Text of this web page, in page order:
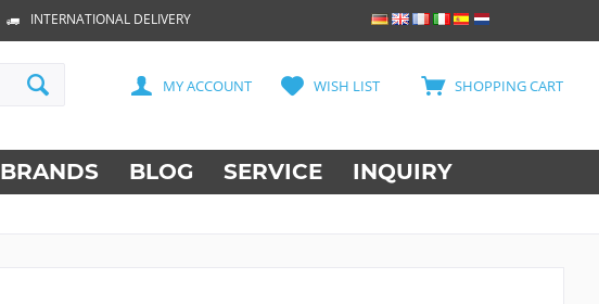
INTERNATIONAL DELIVERY
SHOPPING CART
WISH LIST
MY ACCOUNT
BRANDS BLOG SERVICE INQUIRY